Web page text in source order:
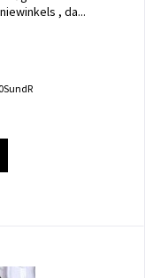
, da...